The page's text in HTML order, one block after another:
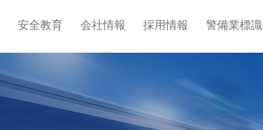
安全教育 会社情報 採用情報 警備業標識